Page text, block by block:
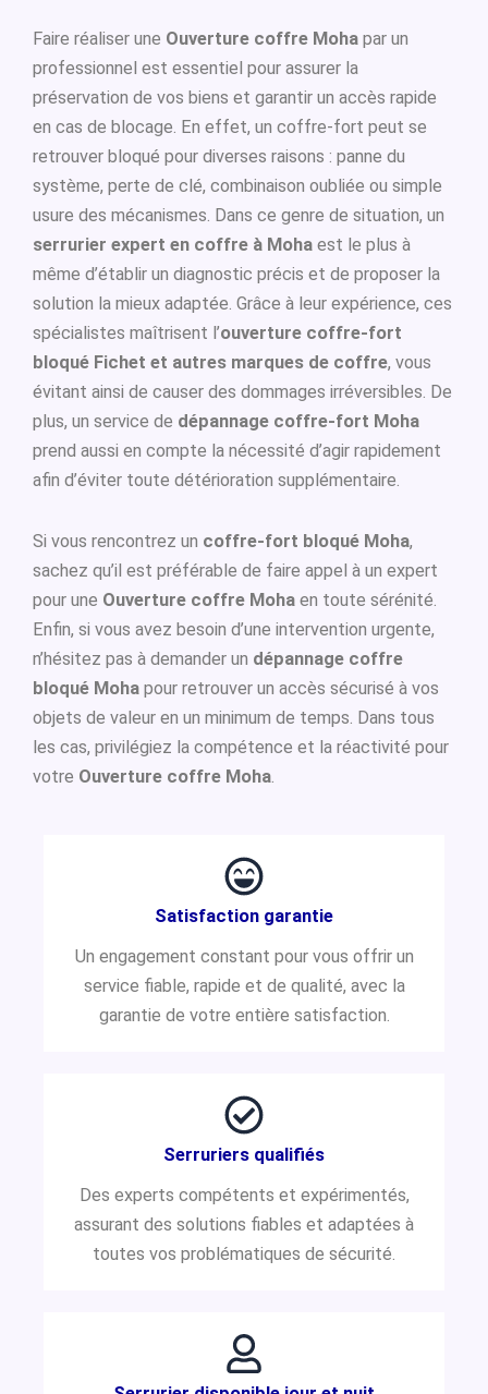
Faire réaliser une Ouverture coffre Moha par un
professionnel est essentiel pour assurer la
préservation de vos biens et garantir un accès rapide
en cas de blocage. En effet, un coffre-fort peut se
retrouver bloqué pour diverses raisons : panne du
système, perte de clé, combinaison oubliée ou simple
usure des mécanismes. Dans ce genre de situation, un
serrurier expert en coffre à Moha est le plus à
même d’établir un diagnostic précis et de proposer la
solution la mieux adaptée. Grâce à leur expérience, ces
spécialistes maîtrisent l’ouverture coffre-fort
bloqué Fichet et autres marques de coffre, vous
évitant ainsi de causer des dommages irréversibles. De
plus, un service de dépannage coffre-fort Moha
prend aussi en compte la nécessité d’agir rapidement
afin d’éviter toute détérioration supplémentaire.
Si vous rencontrez un coffre-fort bloqué Moha,
sachez qu’il est préférable de faire appel à un expert
pour une Ouverture coffre Moha en toute sérénité.
Enfin, si vous avez besoin d’une intervention urgente,
n’hésitez pas à demander un dépannage coffre
bloqué Moha pour retrouver un accès sécurisé à vos
objets de valeur en un minimum de temps. Dans tous
les cas, privilégiez la compétence et la réactivité pour
votre Ouverture coffre Moha.
Satisfaction garantie
Un engagement constant pour vous offrir un
service fiable, rapide et de qualité, avec la
garantie de votre entière satisfaction.
Serruriers qualifiés
Des experts compétents et expérimentés,
assurant des solutions fiables et adaptées à
toutes vos problématiques de sécurité.